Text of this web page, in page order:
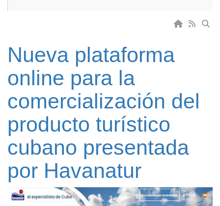
Nueva plataforma
online para la
comercialización del
producto turístico
cubano presentada
por Havanatur